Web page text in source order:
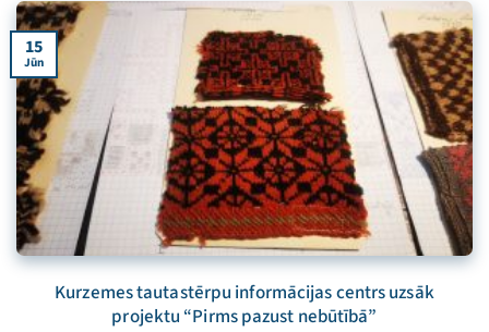
Kurzemes tautastērpu informācijas centrs uzsāk
projektu “Pirms pazust nebūtībā”
15
Jūn